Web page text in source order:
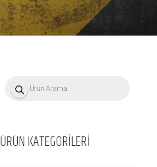
t
s
ÜRÜN KATEGORİLERİ